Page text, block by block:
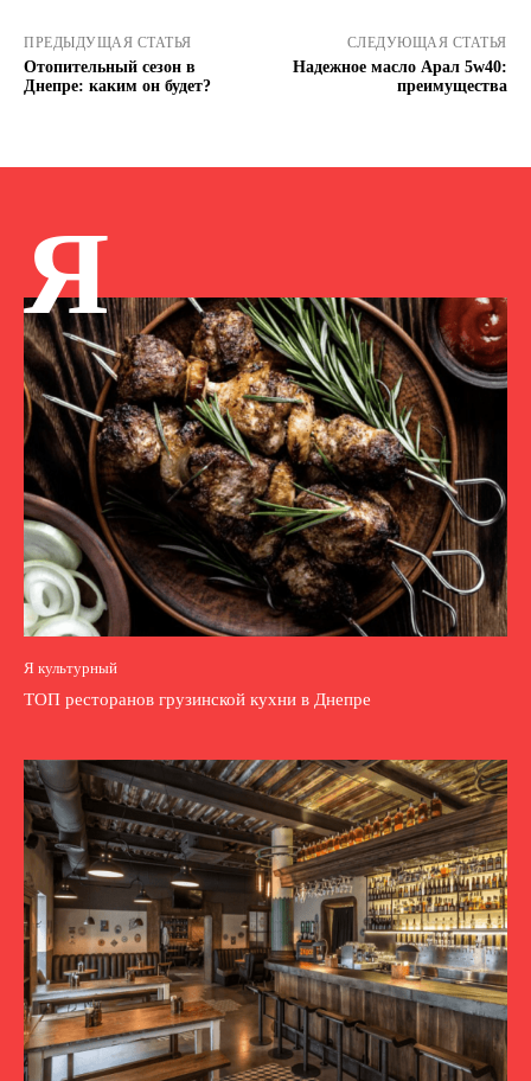
ПРЕДЫДУЩАЯ СТАТЬЯ
Отопительный сезон в
Днепре: каким он будет?
СЛЕДУЮЩАЯ СТАТЬЯ
Надежное масло Арал 5w40:
преимущества
Я
Я культурный
ТОП ресторанов грузинской кухни в Днепре